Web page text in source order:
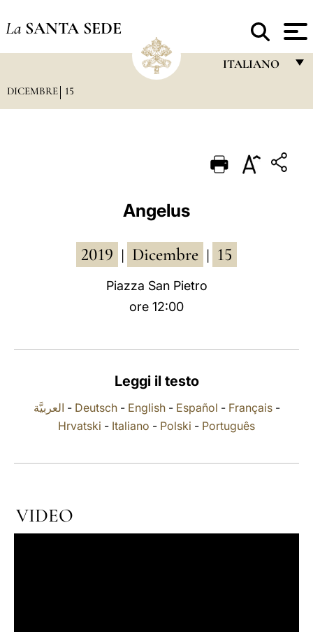
La SANTA SEDE
ITALIANO
PORTUGUÊS
POLSKI
DICEMBRE 15
Angelus
2019 Dicembre 15
Piazza San Pietro
ore 12:00
Leggi il testo
العربيَّة - Deutsch- English- Español - Français-
Hrvatski - Italiano - Polski - Português
VIDEO